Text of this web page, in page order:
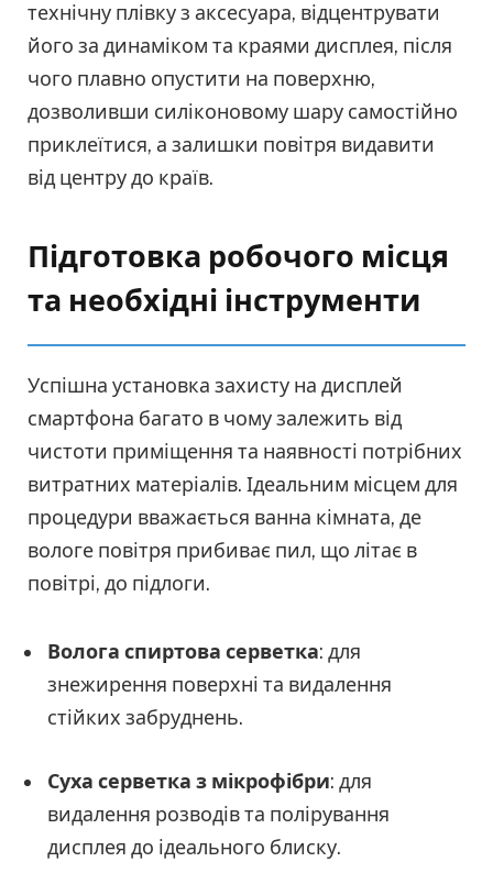
технічну плівку з аксесуара, відцентрувати
його за динаміком та краями дисплея, після
чого плавно опустити на поверхню,
дозволивши силіконовому шару самостійно
приклеїтися, а залишки повітря видавити
від центру до країв.
Підготовка робочого місця
та необхідні інструменти
Успішна установка захисту на дисплей
смартфона багато в чому залежить від
чистоти приміщення та наявності потрібних
витратних матеріалів. Ідеальним місцем для
процедури вважається ванна кімната, де
вологе повітря прибиває пил, що літає в
повітрі, до підлоги.
Волога спиртова серветка: для
знежирення поверхні та видалення
стійких забруднень.
Суха серветка з мікрофібри: для
видалення розводів та полірування
дисплея до ідеального блиску.